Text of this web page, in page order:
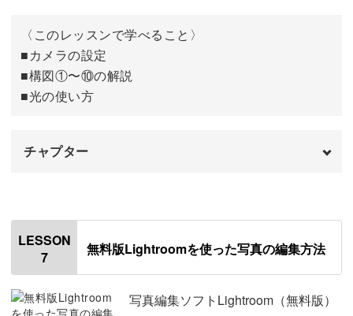
おわりに
〈このレッスンで学べること〉
■カメラの設定
■構図①〜⑩の解説
■光の使い方
チャプター
はじめに
カメラの設定について
構図を意識した撮影 02:00
LESSON
7
無料版Lightroomを使った写真の編集方法
写真編集ソフトLightroom（無料版）